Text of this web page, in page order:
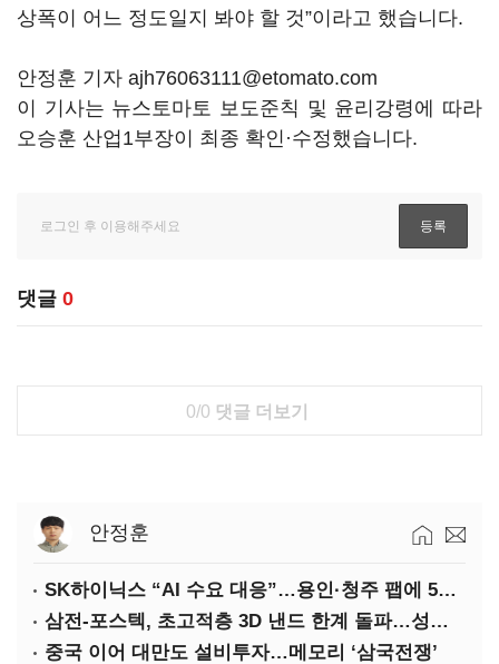
상폭이 어느 정도일지 봐야 할 것”이라고 했습니다.
안정훈 기자 ajh76063111@etomato.com
이 기사는 뉴스토마토 보도준칙 및 윤리강령에 따라
오승훈 산업1부장이 최종 확인·수정했습니다.
댓글 0
0/0 댓글 더보기
안정훈
SK하이닉스 “AI 수요 대응”…용인·청주 팹에 54조 투자
삼전-포스텍, 초고적층 3D 낸드 한계 돌파…성능·전력효율 개선
중국 이어 대만도 설비투자…메모리 ‘삼국전쟁’